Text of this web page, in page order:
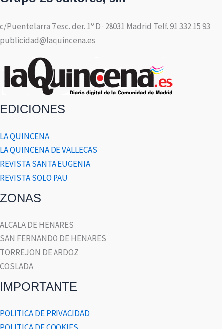
c/Puentelarra 7 esc. der. 1º D · 28031 Madrid Telf. 91 332 15 93
publicidad@laquincena.es
EDICIONES
LA QUINCENA
LA QUINCENA DE VALLECAS
REVISTA SANTA EUGENIA
REVISTA SOLO PAU
ZONAS
ALCALA DE HENARES
SAN FERNANDO DE HENARES
TORREJON DE ARDOZ
COSLADA
IMPORTANTE
POLITICA DE PRIVACIDAD